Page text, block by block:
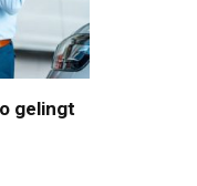
gelingt